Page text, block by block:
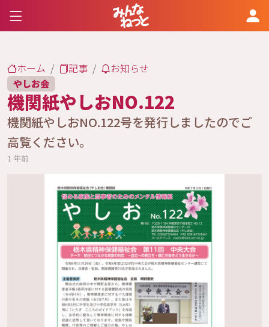
ホーム 記事 お知らせ
やしお会
機関紙やしおNO.122
機関紙やしおNO.122号を発行しましたのでご
高覧ください。
1 年前